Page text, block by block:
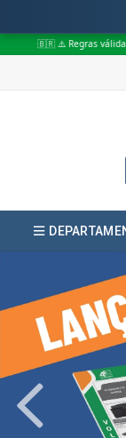
apenas para: